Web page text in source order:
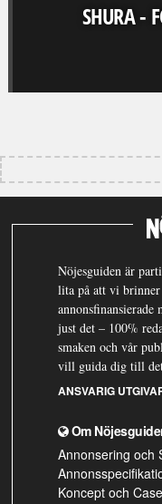
SHURA -
Nöjesguiden är
lita på att vi
just det – 100%
smaken och vår
vill guida dig till
ANSVARIG
Om
Annonsering och
Koncept och